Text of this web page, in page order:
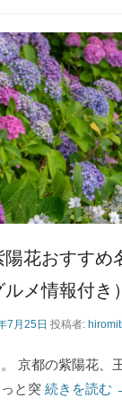
st
陽花おすす
メ情報付き）
7月25日 投稿者:
京都の紫陽花、
と突 続きを読む